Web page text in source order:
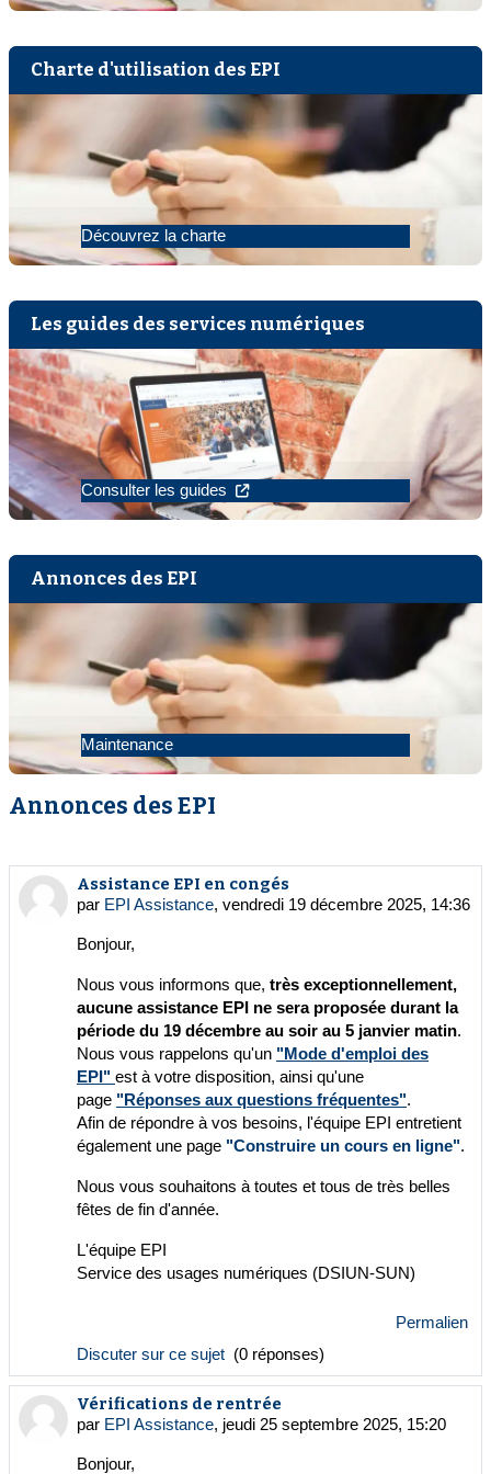
Charte d'utilisation des EPI
Découvrez la charte
Les guides des services numériques
Consulter les guides
Annonces des EPI
Maintenance
Annonces des EPI
Assistance EPI en congés
par EPI Assistance, vendredi 19 décembre 2025, 14:36
Bonjour,
Nous vous informons que, très exceptionnellement,
aucune assistance EPI ne sera proposée durant la
période du 19 décembre au soir au 5 janvier matin.
Nous vous rappelons qu'un "Mode d'emploi des
EPI" est à votre disposition, ainsi qu'une
page "Réponses aux questions fréquentes".
Afin de répondre à vos besoins, l'équipe EPI entretient
également une page "Construire un cours en ligne".
Nous vous souhaitons à toutes et tous de très belles
fêtes de fin d'année.
L'équipe EPI
Service des usages numériques (DSIUN-SUN)
Permalien
Discuter sur ce sujet (0 réponses)
Vérifications de rentrée
par EPI Assistance, jeudi 25 septembre 2025, 15:20
Bonjour,